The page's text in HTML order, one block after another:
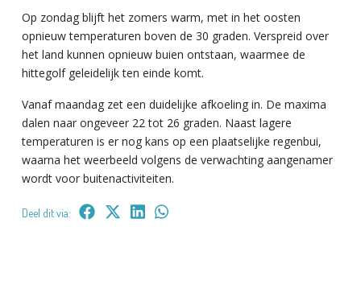
Op zondag blijft het zomers warm, met in het oosten
opnieuw temperaturen boven de 30 graden. Verspreid over
het land kunnen opnieuw buien ontstaan, waarmee de
hittegolf geleidelijk ten einde komt.
Vanaf maandag zet een duidelijke afkoeling in. De maxima
dalen naar ongeveer 22 tot 26 graden. Naast lagere
temperaturen is er nog kans op een plaatselijke regenbui,
waarna het weerbeeld volgens de verwachting aangenamer
wordt voor buitenactiviteiten.
Deel dit via: